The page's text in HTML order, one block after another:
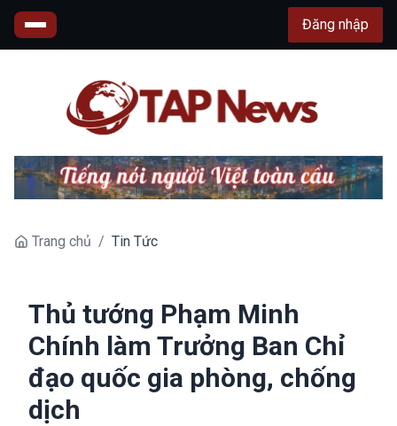
Đăng nhập
Trang chủ / Tin Tức
Thủ tướng Phạm Minh
Chính làm Trưởng Ban Chỉ
đạo quốc gia phòng, chống
dịch